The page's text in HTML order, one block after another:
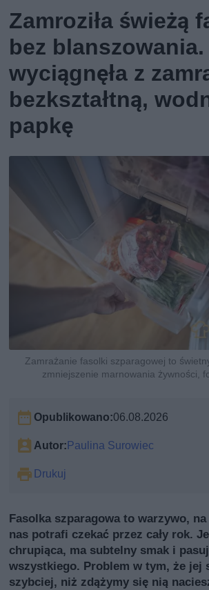
Zamroziła świeżą
bez blanszowania.
wyciągnęła z
bezkształtną,
papkę
Zamrażanie fasolki szparagowej to
zmniejszenie marnowania żywności,
Opublikowano:06.08.2026
Autor: Paulina Surowiec
Drukuj
Fasolka szparagowa to warzywo,
nas potrafi czekać przez cały rok.
chrupiąca, ma subtelny smak i
wszystkiego. Problem w tym, że jej
szybciej, niż zdążymy się nią